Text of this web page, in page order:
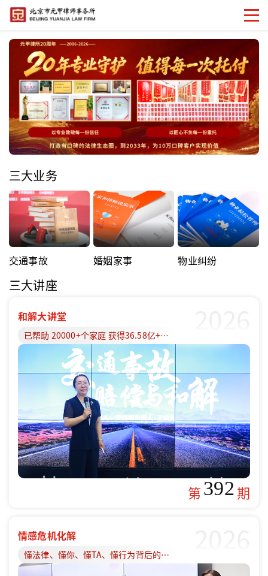
三大业务
交通事故 婚姻家事 物业纠纷
三大讲座
和解大讲堂
已帮助 20000+个家庭 获得36.58亿+赔偿款
第392期
情感危机化解
懂法律、懂你、懂TA、懂行为背后的原因